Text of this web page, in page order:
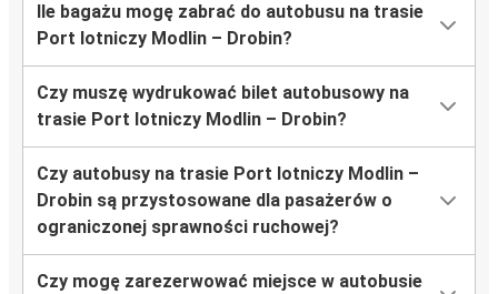
Ile bagażu mogę zabrać do autobusu na trasie
Port lotniczy Modlin – Drobin?
Czy muszę wydrukować bilet autobusowy na
trasie Port lotniczy Modlin – Drobin?
Czy autobusy na trasie Port lotniczy Modlin –
Drobin są przystosowane dla pasażerów o
ograniczonej sprawności ruchowej?
Czy mogę zarezerwować miejsce w autobusie